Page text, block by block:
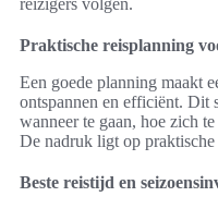
reizigers volgen.
Praktische reisplanning
Een goede planning maakt
ontspannen en efficiënt. Dit
wanneer te gaan, hoe zich
De nadruk ligt op praktische
Beste reistijd en